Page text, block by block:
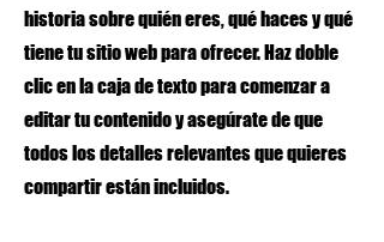
historia sobre quién eres, qué haces y qué
tiene tu sitio web para ofrecer. Haz doble
clic en la caja de texto para comenzar a
editar tu contenido y asegúrate de que
todos los detalles relevantes que quieres
compartir están incluidos.